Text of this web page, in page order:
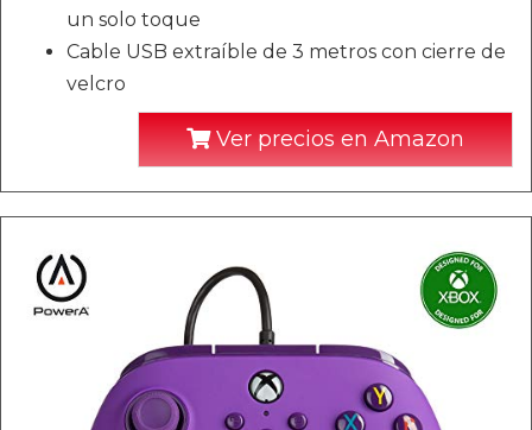
un solo toque
Cable USB extraíble de 3 metros con cierre de
velcro
Ver precios en Amazon